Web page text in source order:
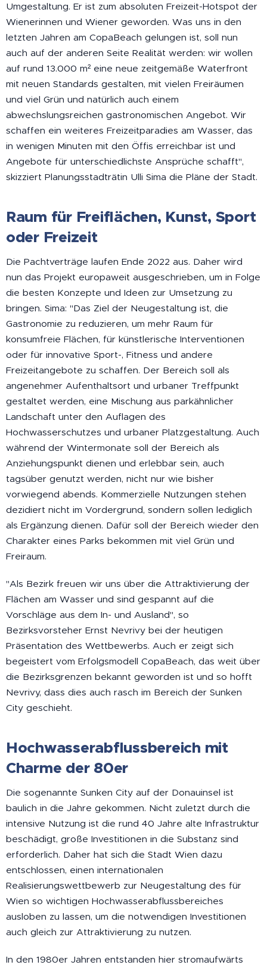
Umgestaltung. Er ist zum absoluten Freizeit-Hotspot der
Wienerinnen und Wiener geworden. Was uns in den
letzten Jahren am CopaBeach gelungen ist, soll nun
auch auf der anderen Seite Realität werden: wir wollen
auf rund 13.000 m² eine neue zeitgemäße Waterfront
mit neuen Standards gestalten, mit vielen Freiräumen
und viel Grün und natürlich auch einem
abwechslungsreichen gastronomischen Angebot. Wir
schaffen ein weiteres Freizeitparadies am Wasser, das
in wenigen Minuten mit den Öffis erreichbar ist und
Angebote für unterschiedlichste Ansprüche schafft",
skizziert Planungsstadträtin Ulli Sima die Pläne der Stadt.
Raum für Freiflächen, Kunst, Sport
oder Freizeit
Die Pachtverträge laufen Ende 2022 aus. Daher wird
nun das Projekt europaweit ausgeschrieben, um in Folge
die besten Konzepte und Ideen zur Umsetzung zu
bringen. Sima: "Das Ziel der Neugestaltung ist, die
Gastronomie zu reduzieren, um mehr Raum für
konsumfreie Flächen, für künstlerische Interventionen
oder für innovative Sport-, Fitness und andere
Freizeitangebote zu schaffen. Der Bereich soll als
angenehmer Aufenthaltsort und urbaner Treffpunkt
gestaltet werden, eine Mischung aus parkähnlicher
Landschaft unter den Auflagen des
Hochwasserschutzes und urbaner Platzgestaltung. Auch
während der Wintermonate soll der Bereich als
Anziehungspunkt dienen und erlebbar sein, auch
tagsüber genutzt werden, nicht nur wie bisher
vorwiegend abends. Kommerzielle Nutzungen stehen
dezidiert nicht im Vordergrund, sondern sollen lediglich
als Ergänzung dienen. Dafür soll der Bereich wieder den
Charakter eines Parks bekommen mit viel Grün und
Freiraum.
"Als Bezirk freuen wir uns über die Attraktivierung der
Flächen am Wasser und sind gespannt auf die
Vorschläge aus dem In- und Ausland", so
Bezirksvorsteher Ernst Nevrivy bei der heutigen
Präsentation des Wettbewerbs. Auch er zeigt sich
begeistert vom Erfolgsmodell CopaBeach, das weit über
die Bezirksgrenzen bekannt geworden ist und so hofft
Nevrivy, dass dies auch rasch im Bereich der Sunken
City geschieht.
Hochwasserabflussbereich mit
Charme der 80er
Die sogenannte Sunken City auf der Donauinsel ist
baulich in die Jahre gekommen. Nicht zuletzt durch die
intensive Nutzung ist die rund 40 Jahre alte Infrastruktur
beschädigt, große Investitionen in die Substanz sind
erforderlich. Daher hat sich die Stadt Wien dazu
entschlossen, einen internationalen
Realisierungswettbewerb zur Neugestaltung des für
Wien so wichtigen Hochwasserabflussbereiches
ausloben zu lassen, um die notwendigen Investitionen
auch gleich zur Attraktivierung zu nutzen.
In den 1980er Jahren entstanden hier stromaufwärts